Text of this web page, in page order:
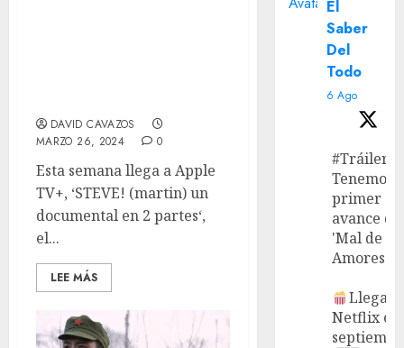
DAVID CAVAZOS
MARZO 26, 2024
0
Esta semana llega a Apple
TV+, ‘STEVE! (martin) un
documental en 2 partes‘,
el...
LEE MÁS
El
Saber
Del
Todo
6 Ago
#Tráiler
Tenemos
primer
avance de
'Mal de
Amores'.
Llega a
Netflix en